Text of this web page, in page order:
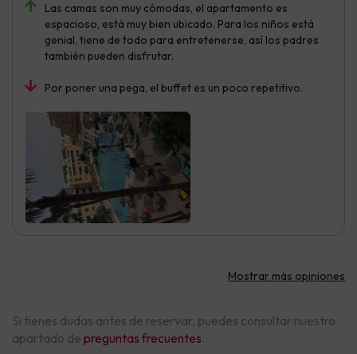
Las camas son muy cómodas, el apartamento es
espacioso, está muy bien ubicado. Para los niños está
genial, tiene de todo para entretenerse, así los padres
también pueden disfrutar.
Por poner una pega, el buffet es un poco repetitivo.
Mostrar más opiniones
Si tienes dudas antes de reservar, puedes consultar nuestro
apartado de preguntas frecuentes.